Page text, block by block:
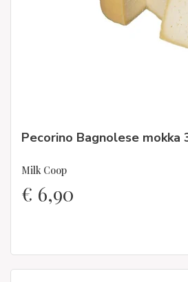
Pecorino Bagnolese mokka
Milk Coop
€ 6,90